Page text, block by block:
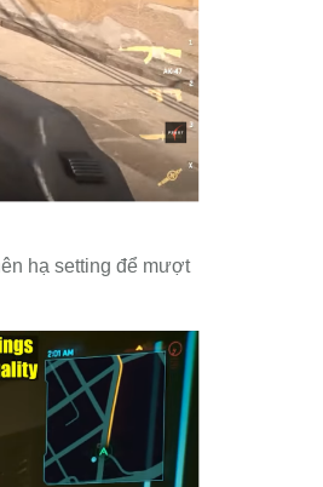
hạ setting để mượt